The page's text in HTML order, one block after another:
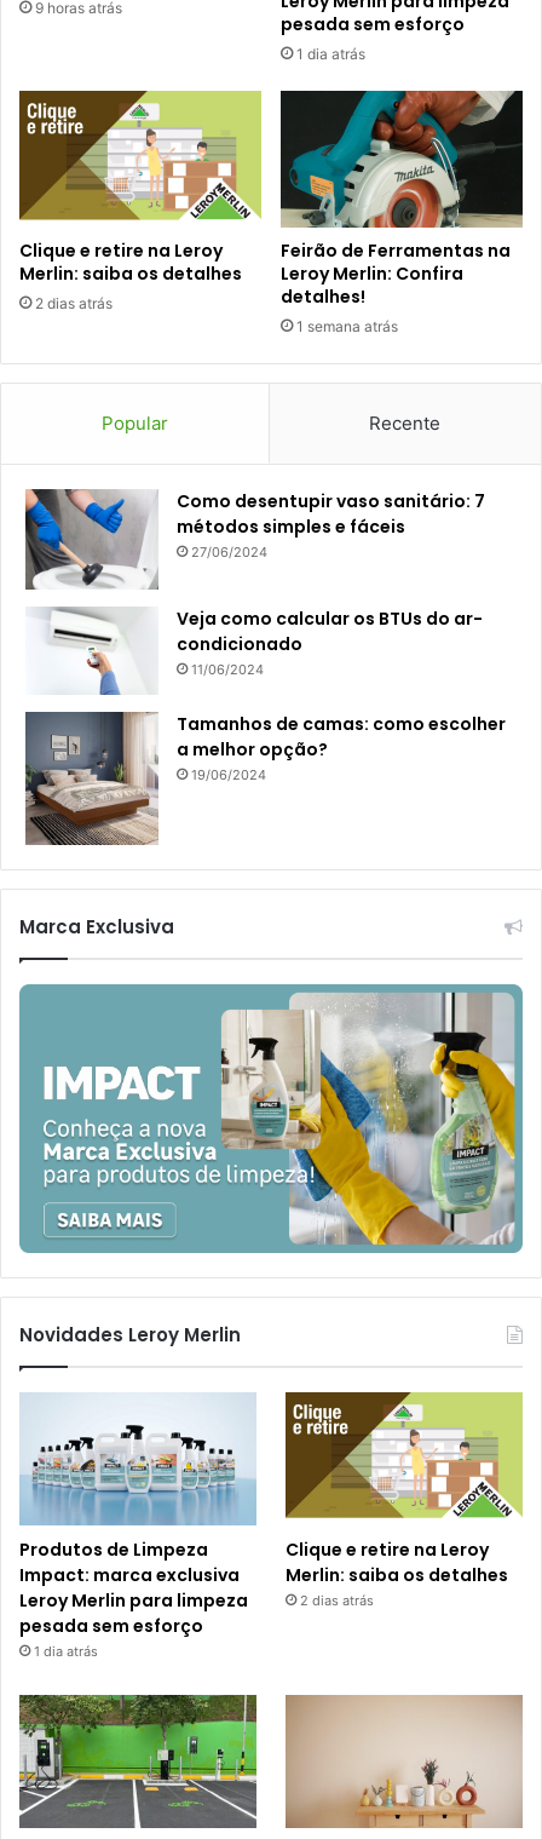
9 horas atrás
pesada sem esforço
1 dia atrás
Clique e retire na Leroy
Merlin: saiba os detalhes
2 dias atrás
Feirão de Ferramentas na
Leroy Merlin: Confira
detalhes!
1 semana atrás
Popular Recente
Como desentupir vaso sanitário: 7
métodos simples e fáceis
27/06/2024
Veja como calcular os BTUs do ar-
condicionado
11/06/2024
Tamanhos de camas: como escolher
a melhor opção?
19/06/2024
Marca Exclusiva
Novidades Leroy Merlin
Produtos de Limpeza
Impact: marca exclusiva
Leroy Merlin para limpeza
pesada sem esforço
1 dia atrás
Clique e retire na Leroy
Merlin: saiba os detalhes
2 dias atrás